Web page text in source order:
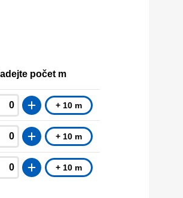
počet m
+ 10 m
+ 10 m
+ 10 m